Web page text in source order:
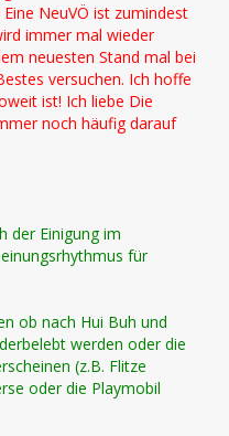
NeuVÖ ist zumindest
immer mal wieder
neuesten Stand mal bei
versuchen. Ich hoffe
ist! Ich liebe Die
noch häufig darauf
der Einigung im
für
ob nach Hui Buh und
werden oder die
(z.B. Flitze
oder die Playmobil